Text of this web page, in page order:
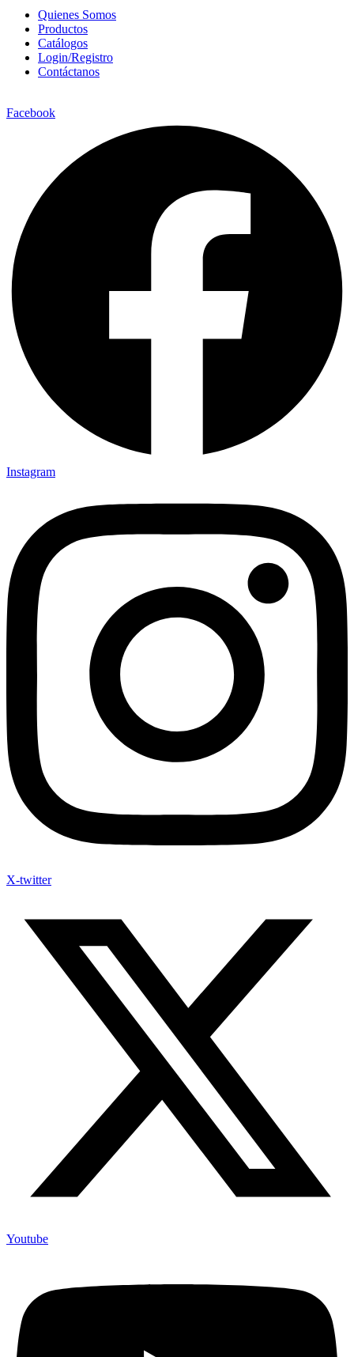
Quienes Somos
Productos
Catálogos
Login/Registro
Contáctanos
Facebook
Instagram
X-twitter
Youtube